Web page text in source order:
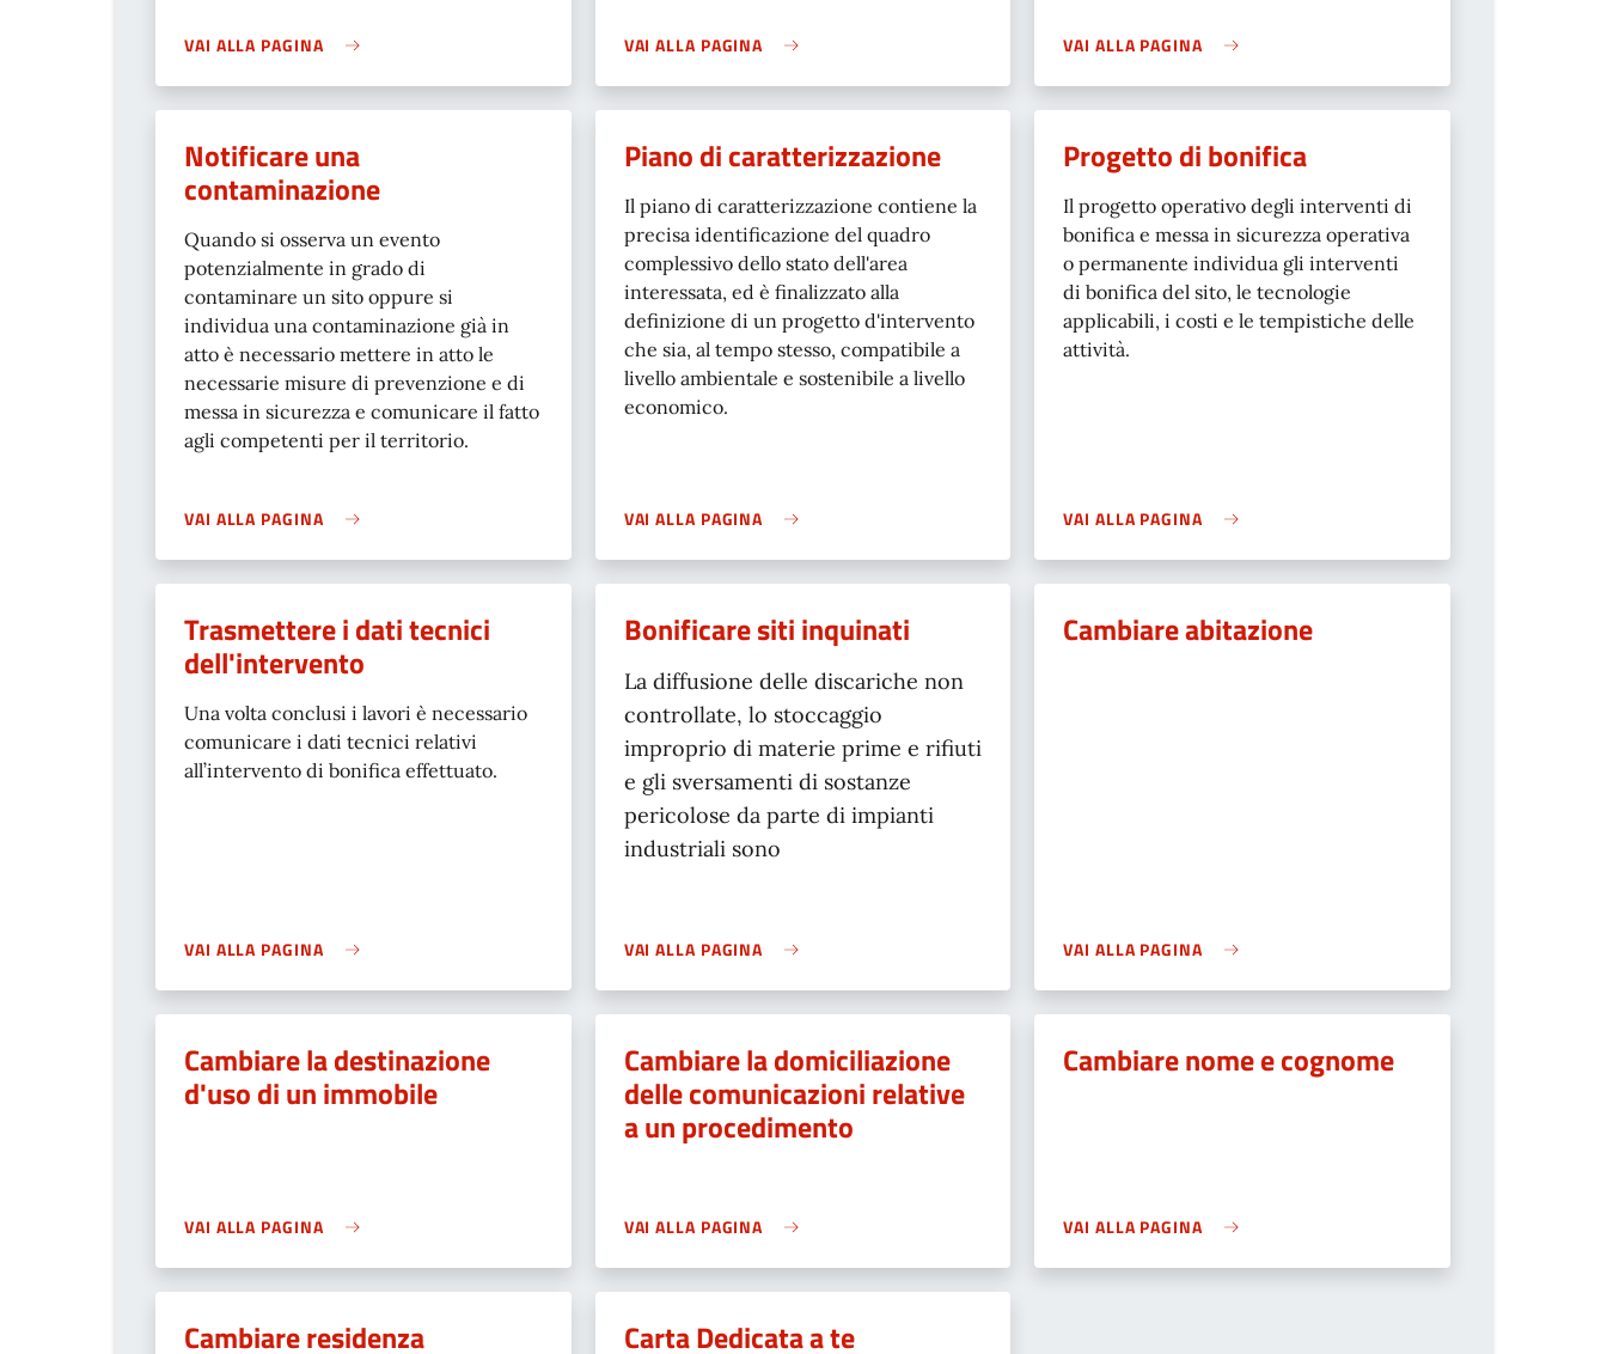
VAI ALLA PAGINA VAI ALLA PAGINA VAI ALLA PAGINA
Notificare una
contaminazione
Quando si osserva un evento
potenzialmente in grado di
contaminare un sito oppure si
individua una contaminazione già in
atto è necessario mettere in atto le
necessarie misure di prevenzione e di
messa in sicurezza e comunicare il fatto
agli competenti per il territorio.
VAI ALLA PAGINA
Piano di caratterizzazione
Il piano di caratterizzazione contiene la
precisa identificazione del quadro
complessivo dello stato dell'area
interessata, ed è finalizzato alla
definizione di un progetto d'intervento
che sia, al tempo stesso, compatibile a
livello ambientale e sostenibile a livello
economico.
VAI ALLA PAGINA
Progetto di bonifica
Il progetto operativo degli interventi di
bonifica e messa in sicurezza operativa
o permanente individua gli interventi
di bonifica del sito, le tecnologie
applicabili, i costi e le tempistiche delle
attività.
VAI ALLA PAGINA
Trasmettere i dati tecnici
dell'intervento
Una volta conclusi i lavori è necessario
comunicare i dati tecnici relativi
all’intervento di bonifica effettuato.
VAI ALLA PAGINA
Bonificare siti inquinati
La diffusione delle discariche non
controllate, lo stoccaggio
improprio di materie prime e rifiuti
e gli sversamenti di sostanze
pericolose da parte di impianti
industriali sono
VAI ALLA PAGINA
Cambiare abitazione
VAI ALLA PAGINA
Cambiare la destinazione
d'uso di un immobile
VAI ALLA PAGINA
Cambiare la domiciliazione
delle comunicazioni relative
a un procedimento
VAI ALLA PAGINA
Cambiare nome e cognome
VAI ALLA PAGINA
Cambiare residenza
Carta Dedicata a te